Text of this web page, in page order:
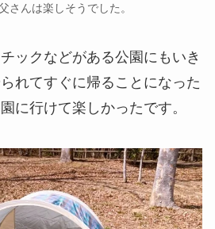
さんは楽しそうでした。
ックなどがある公園にもいき
れてすぐに帰ることになった
に行けて楽しかったです。